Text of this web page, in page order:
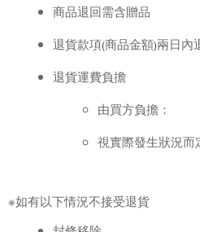
商品退回需含贈品
退貨款項(商品金額)兩日內
退貨運費負擔
由買方負擔：
視實際發生狀況而
※如有以下情況不接受退貨